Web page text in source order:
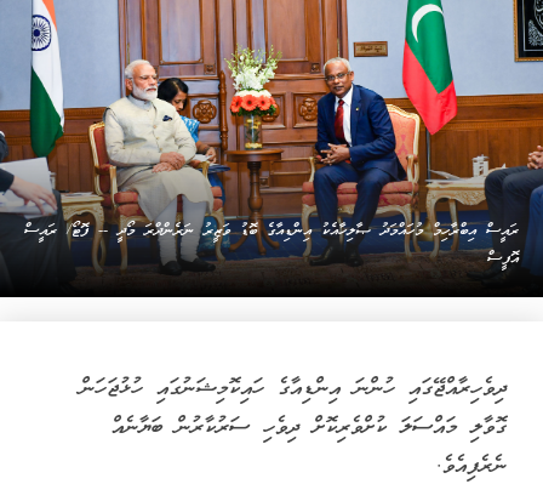
ރައީސް އިބްރާހިމް މުހައްމަދު ޞާލިހާއެކު އިންޑިއާގެ ބޮޑު ވަޒީރު ނަރެންދްރަ މޯދީ -- ފޮޓޯ/ ރައީސް
އޮފީސް
ދިވެހިރާއްޖޭގައި ހުންނަ އިންޑިއާގެ ހައިކޮމިޝަނުގައި ހުޅުޖަހަން
ގޮވާލި މައްސަލަ ކުށްވެރިކޮށް ދިވެހި ސަރުކާރުން ބަޔާނެއް
ނެރެފިއެވެ.